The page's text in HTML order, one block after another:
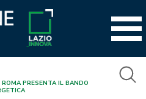
PRESENTA IL BANDO